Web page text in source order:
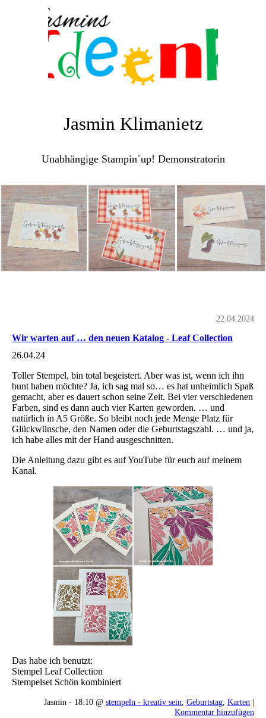
Jasmin Klimanietz
Unabhängige Stampin´up! Demonstratorin
22.04.2024
Wir warten auf … den neuen Katalog - Leaf Collection
26.04.24
Toller Stempel, bin total begeistert. Aber was ist, wenn ich ihn
bunt haben möchte? Ja, ich sag mal so… es hat unheimlich Spaß
gemacht, aber es dauert schon seine Zeit. Bei vier verschiedenen
Farben, sind es dann auch vier Karten geworden. … und
natürlich in A5 Größe. So bleibt noch jede Menge Platz für
Glückwünsche, den Namen oder die Geburtstagszahl. … und ja,
ich habe alles mit der Hand ausgeschnitten.
Die Anleitung dazu gibt es auf YouTube für euch auf meinem
Kanal.
Das habe ich benutzt:
Stempel Leaf Collection
Stempelset Schön kombiniert
Jasmin - 18:10 @ stempeln - kreativ sein, Geburtstag, Karten |
Kommentar hinzufügen